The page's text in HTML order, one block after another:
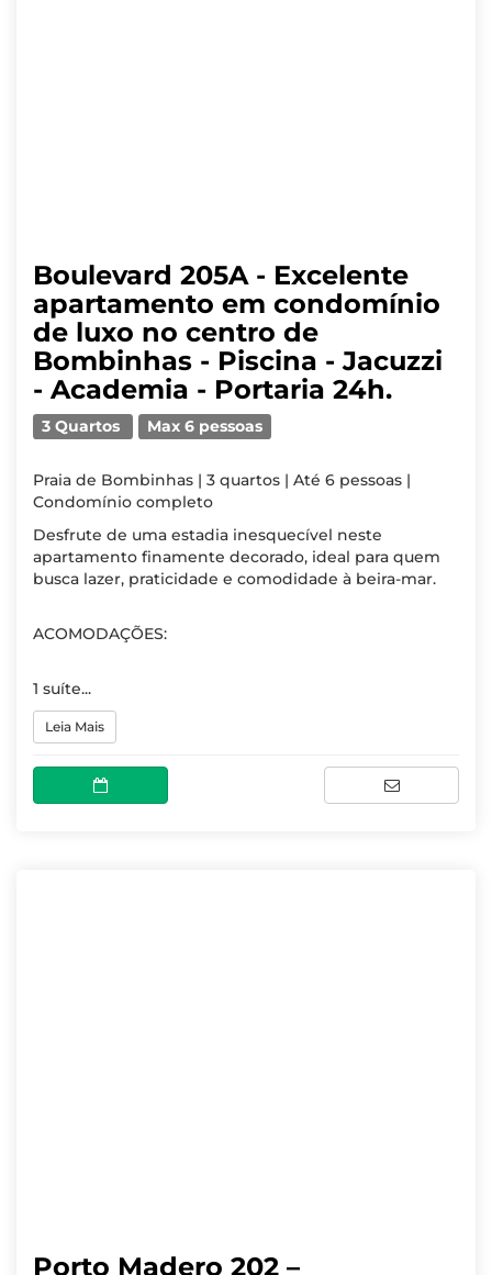
Boulevard 205A - Excelente
apartamento em condomínio
de luxo no centro de
Bombinhas - Piscina - Jacuzzi
- Academia - Portaria 24h.
3 Quartos Max 6 pessoas
Praia de Bombinhas | 3 quartos | Até 6 pessoas |
Condomínio completo
Desfrute de uma estadia inesquecível neste
apartamento finamente decorado, ideal para quem
busca lazer, praticidade e comodidade à beira-mar.
ACOMODAÇÕES:
1 suíte...
Leia Mais
Porto Madero 202 –